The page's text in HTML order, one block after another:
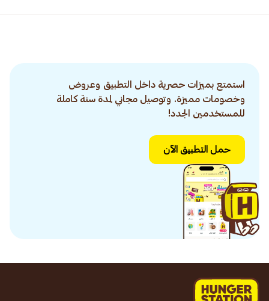
استمتع بميزات حصرية داخل التطبيق وعروض
وخصومات مميزة. وتوصيل مجاني لمدة سنة كاملة
للمستخدمين الجدد!
حمل التطبيق الآن